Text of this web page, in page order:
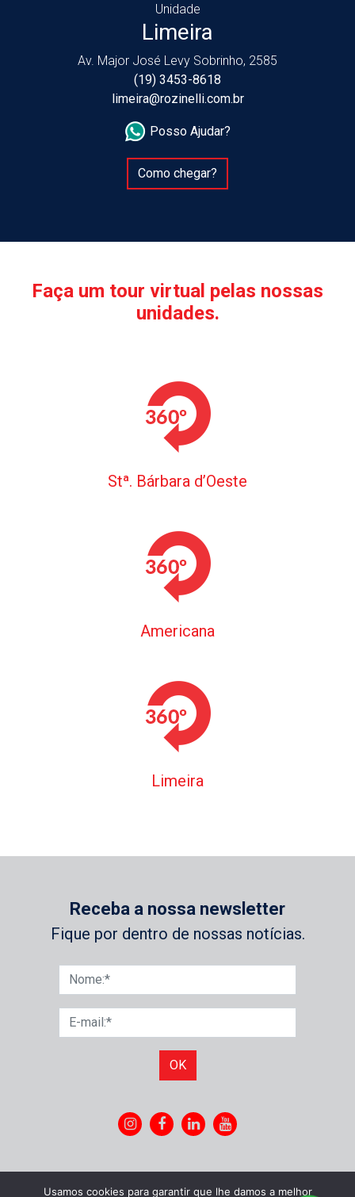
Unidade
Limeira
Av. Major José Levy Sobrinho, 2585
(19) 3453-8618
limeira@rozinelli.com.br
Posso Ajudar?
Como chegar?
Faça um tour virtual pelas nossas
unidades.
Stª. Bárbara d’Oeste
Americana
Limeira
Receba a nossa newsletter
Fique por dentro de nossas notícias.
OK
Usamos cookies para garantir que lhe damos a melhor